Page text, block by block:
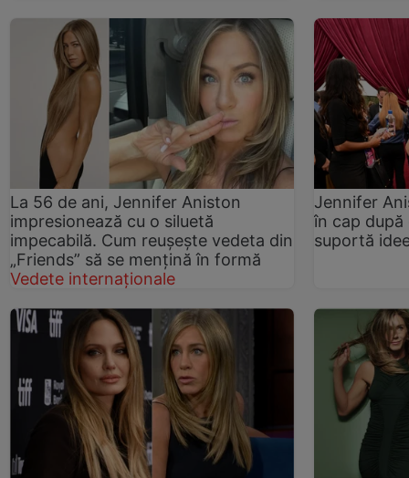
La 56 de ani, Jennifer Aniston
impresionează cu o siluetă
impecabilă. Cum reușește vedeta din
„Friends” să se mențină în formă
Vedete internaționale
Jennifer
în cap
suportă